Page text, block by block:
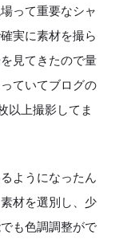
って重要なシャ
実に素材を撮ら
見てきたので量
ていてブログの
以上撮影してま
ようになったん
材を選別し、少
も色調調整がで